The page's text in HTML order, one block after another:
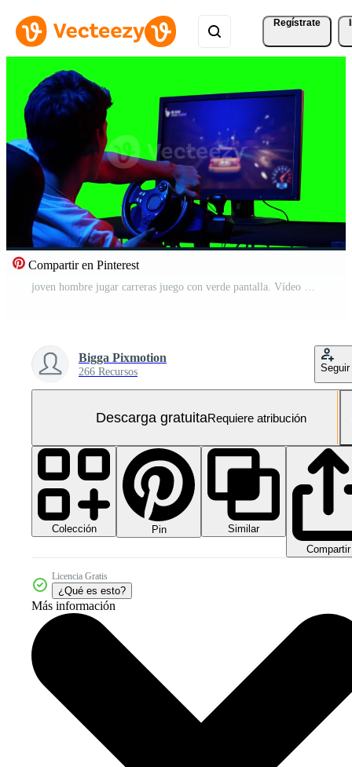
Regístrate
Compartir en Pinterest
joven hombre jugar carreras juego con verde pantalla. Vídeo Gratis
Bigga Pixmotion
266 Recursos Seguir
Descarga gratuitaRequiere atribución
Colección Pin
Similar
Compartir
Licencia Gratis
¿Qué es esto?
Más información